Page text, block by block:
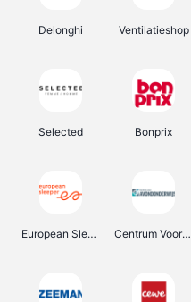
Delonghi Ventilatieshop
Selected Bonprix
European Sleeper Centrum Voor Avondonderwijs